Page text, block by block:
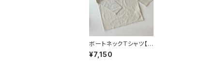
ボートネックTシャツ【4
3165】
¥7,150